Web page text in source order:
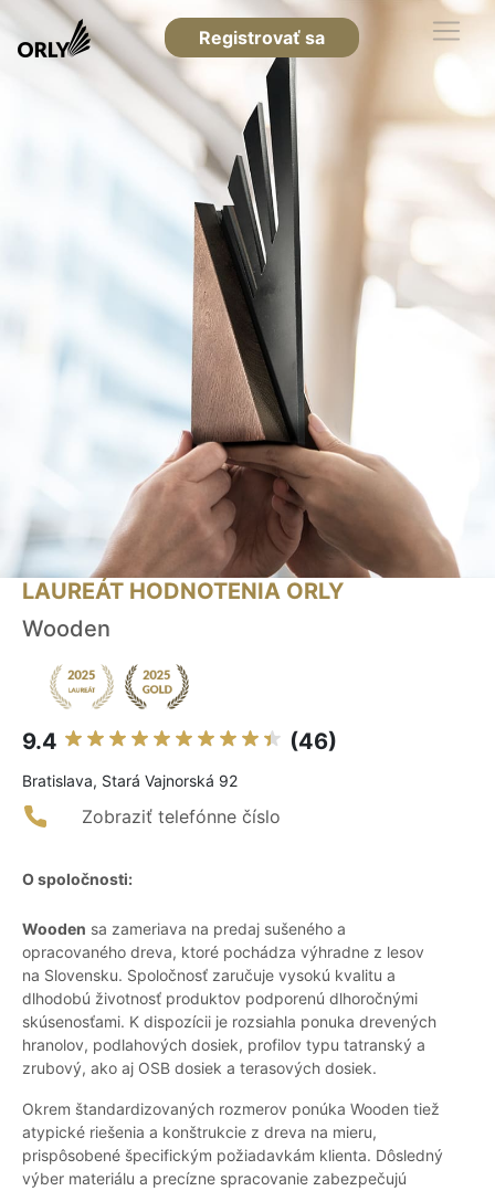
Registrovať sa
LAUREÁT HODNOTENIA ORLY
Wooden
9.4 (46)
Bratislava, Stará Vajnorská 92
Zobraziť telefónne číslo
O spoločnosti:
Wooden sa zameriava na predaj sušeného a
opracovaného dreva, ktoré pochádza výhradne z lesov
na Slovensku. Spoločnosť zaručuje vysokú kvalitu a
dlhodobú životnosť produktov podporenú dlhoročnými
skúsenosťami. K dispozícii je rozsiahla ponuka drevených
hranolov, podlahových dosiek, profilov typu tatranský a
zrubový, ako aj OSB dosiek a terasových dosiek.
Okrem štandardizovaných rozmerov ponúka Wooden tiež
atypické riešenia a konštrukcie z dreva na mieru,
prispôsobené špecifickým požiadavkám klienta. Dôsledný
výber materiálu a precízne spracovanie zabezpečujú